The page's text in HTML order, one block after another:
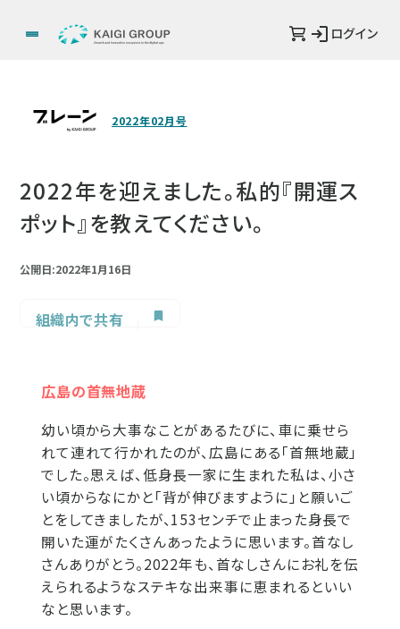
ログイン
2022年02月号
2022年を迎えました。私的『開運ス
ポット』を教えてください。
公開日:2022年1月16日
組織内で共有
広島の首無地蔵
幼い頃から大事なことがあるたびに、車に乗せら
れて連れて行かれたのが、広島にある「首無地蔵」
でした。思えば、低身長一家に生まれた私は、小さ
い頃からなにかと「背が伸びますように」と願いご
とをしてきましたが、153センチで止まった身長で
開いた運がたくさんあったように思います。首なし
さんありがとう。2022年も、首なしさんにお礼を伝
えられるようなステキな出来事に恵まれるといい
なと思います。